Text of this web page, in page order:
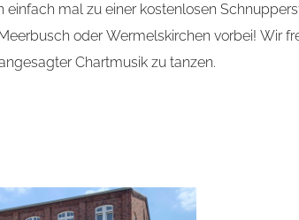
einfach mal zu einer kostenlosen
oder Wermelskirchen vorbei! Wir
Chartmusik zu tanzen.